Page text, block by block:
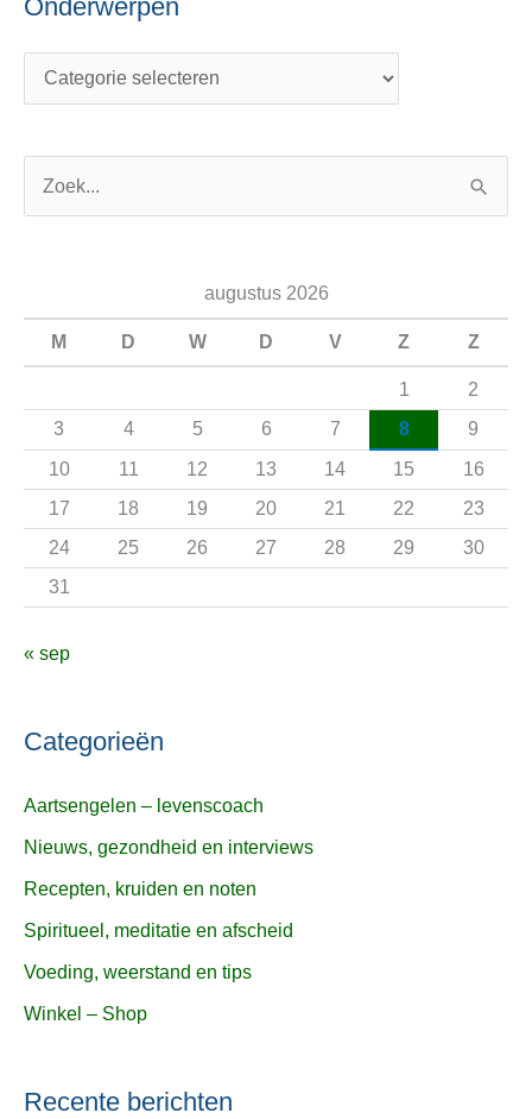
Onderwerpen
a
r
:
augustus 2026
M D W D V Z Z
1
2
3
4 5 6 7 8
9
10
11 12 13 14 15
16
17
18 19 20 21 22
23
24
25 26 27 28 29
30
31
« sep
Categorieën
Aartsengelen – levenscoach
Nieuws, gezondheid en interviews
Recepten, kruiden en noten
Spiritueel, meditatie en afscheid
Voeding, weerstand en tips
Winkel – Shop
Recente berichten